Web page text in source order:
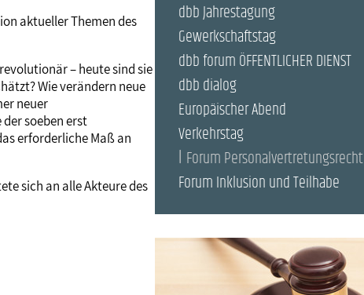
aktueller Themen des
– heute sind sie
Wie verändern neue
neuer
soeben erst
erforderliche Maß an
sich an alle Akteure des
dbb Jahrestagung
Gewerkschaftstag
dbb forum ÖFFENTLICHER DIENST
dbb dialog
Europäischer Abend
Verkehrstag
Forum Personalvertretungsrecht
Forum Inklusion und Teilhabe